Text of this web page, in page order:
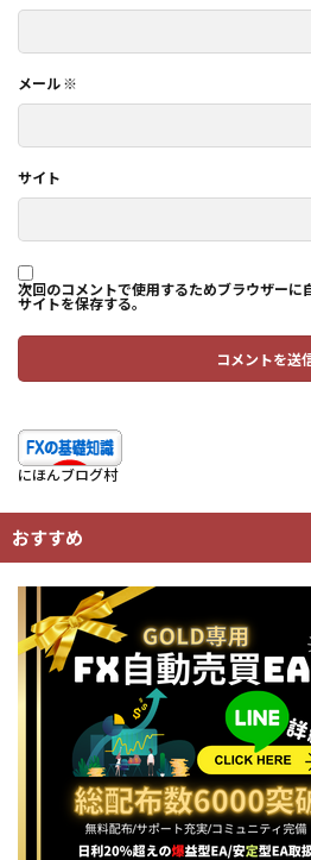
メール ※
サイト
次回のコメントで使用するためブラウザーに
サイトを保存する。
にほんブログ村
おすすめ